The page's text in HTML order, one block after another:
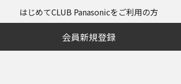
はじめてCLUB Panasonicをご利用の方
会員新規登録